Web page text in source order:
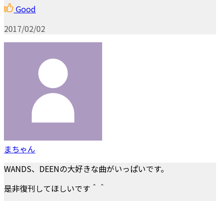
Good
2017/02/02
まちゃん
WANDS、DEENの大好きな曲がいっぱいです。
是非復刊してほしいです＾＾